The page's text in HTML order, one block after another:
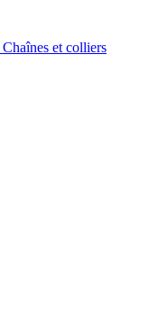
Chaînes et colliers